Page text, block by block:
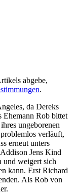
abgebe,
.
da Dereks
Ehemann Rob bittet
ungeborenen
verläuft,
erneut unters
Jens Kind
und weigert sich
kann. Erst Richard
Als Rob von